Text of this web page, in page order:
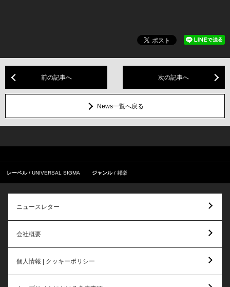
前の記事へ 次の記事へ
News一覧へ戻る
レーベル UNIVERSAL SIGMA ジャンル 邦楽
ニュースレター
会社概要
個人情報 | クッキーポリシー